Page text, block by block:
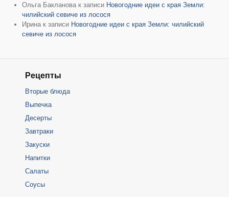
Ольга Бакланова к записи Новогодние идеи с края Земли:
чилийский севиче из лосося
Ирина к записи Новогодние идеи с края Земли: чилийский
севиче из лосося
Рецепты
Вторые блюда
Выпечка
Десерты
Завтраки
Закуски
Напитки
Салаты
Соусы